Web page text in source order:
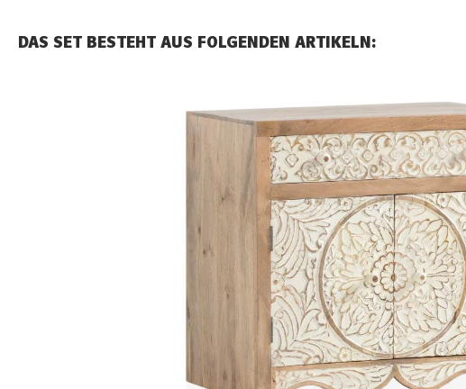
DAS SET BESTEHT AUS FOLGENDEN ARTIKELN: